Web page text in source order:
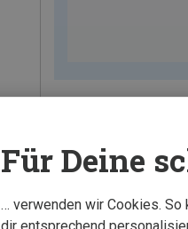
Für Deine
… verwenden wir Cookies.
dir entsprechend